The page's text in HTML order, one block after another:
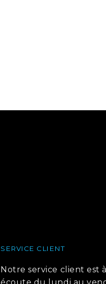
SERVICE CLIENT
Notre service client est
écoute du lundi au